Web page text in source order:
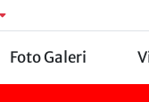
Foto Galeri